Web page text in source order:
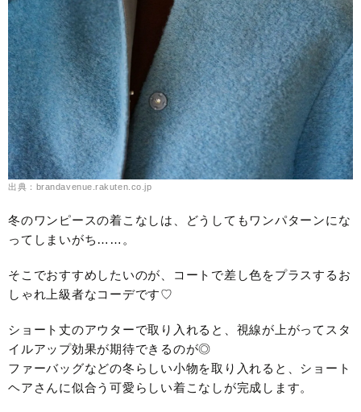
出典：brandavenue.rakuten.co.jp
冬のワンピースの着こなしは、どうしてもワンパターンにな
ってしまいがち……。
そこでおすすめしたいのが、コートで差し色をプラスするお
しゃれ上級者なコーデです♡
ショート丈のアウターで取り入れると、視線が上がってスタ
イルアップ効果が期待できるのが◎
ファーバッグなどの冬らしい小物を取り入れると、ショート
ヘアさんに似合う可愛らしい着こなしが完成します。